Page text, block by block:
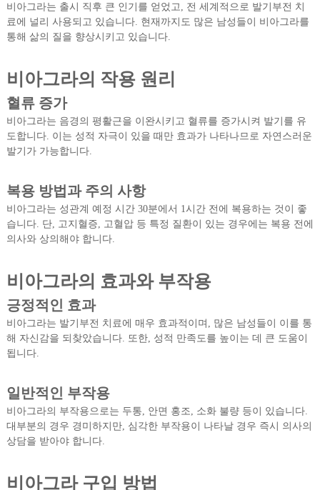
비아그라는 출시 직후 큰 인기를 얻었고, 전 세계적으로 발기부전 치
료에 널리 사용되고 있습니다. 현재까지도 많은 남성들이 비아그라를
통해 삶의 질을 향상시키고 있습니다.
비아그라의 작용 원리
혈류 증가
비아그라는 음경의 평활근을 이완시키고 혈류를 증가시켜 발기를 유
도합니다. 이는 성적 자극이 있을 때만 효과가 나타나므로 자연스러운
발기가 가능합니다.
복용 방법과 주의 사항
비아그라는 성관계 예정 시간 30분에서 1시간 전에 복용하는 것이 좋
습니다. 단, 고지혈증, 고혈압 등 특정 질환이 있는 경우에는 복용 전에
의사와 상의해야 합니다.
비아그라의 효과와 부작용
긍정적인 효과
비아그라는 발기부전 치료에 매우 효과적이며, 많은 남성들이 이를 통
해 자신감을 되찾았습니다. 또한, 성적 만족도를 높이는 데 큰 도움이
됩니다.
일반적인 부작용
비아그라의 부작용으로는 두통, 안면 홍조, 소화 불량 등이 있습니다.
대부분의 경우 경미하지만, 심각한 부작용이 나타날 경우 즉시 의사의
상담을 받아야 합니다.
비아그라 구입 방법